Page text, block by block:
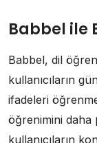
Babbel ile
Babbel, dil
kullanıcıların
ifadeleri
öğrenimini daha
kullanıcıların